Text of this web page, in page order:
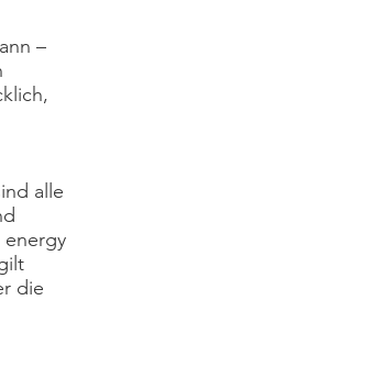
–
alle
energy
die